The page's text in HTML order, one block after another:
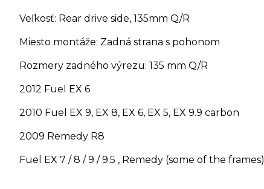
Veľkosť: Rear drive side, 135mm Q/R
Miesto montáže: Zadná strana s pohonom
Rozmery zadného výrezu: 135 mm Q/R
2012 Fuel EX 6
2010 Fuel EX 9, EX 8, EX 6, EX 5, EX 9.9 carbon
2009 Remedy R8
Fuel EX 7 / 8 / 9 / 9.5 , Remedy (some of the frames)